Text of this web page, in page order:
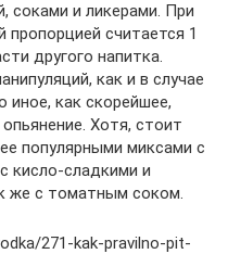
соками и ликерами. При
считается 1
другого напитка.
как и в случае
иное, как скорейшее,
Хотя, стоит
популярными миксами с
кисло-сладкими и
же с томатным соком.
271-kak-pravilno-pit-